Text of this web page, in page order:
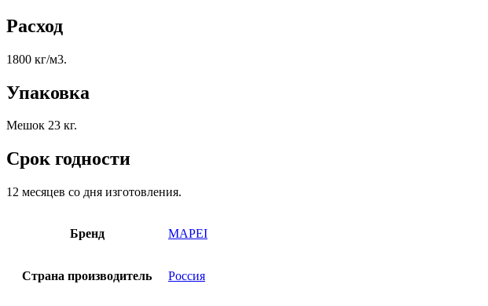
Расход
1800 кг/м3.
Упаковка
Мешок 23 кг.
Срок годности
12 месяцев со дня изготовления.
Бренд MAPEI
Страна производитель Россия